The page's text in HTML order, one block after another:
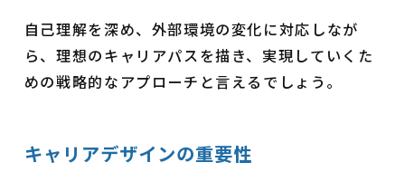
自己理解を深め、外部環境の変化に対応しなが
ら、理想のキャリアパスを描き、実現していくた
めの戦略的なアプローチと言えるでしょう。
キャリアデザインの重要性